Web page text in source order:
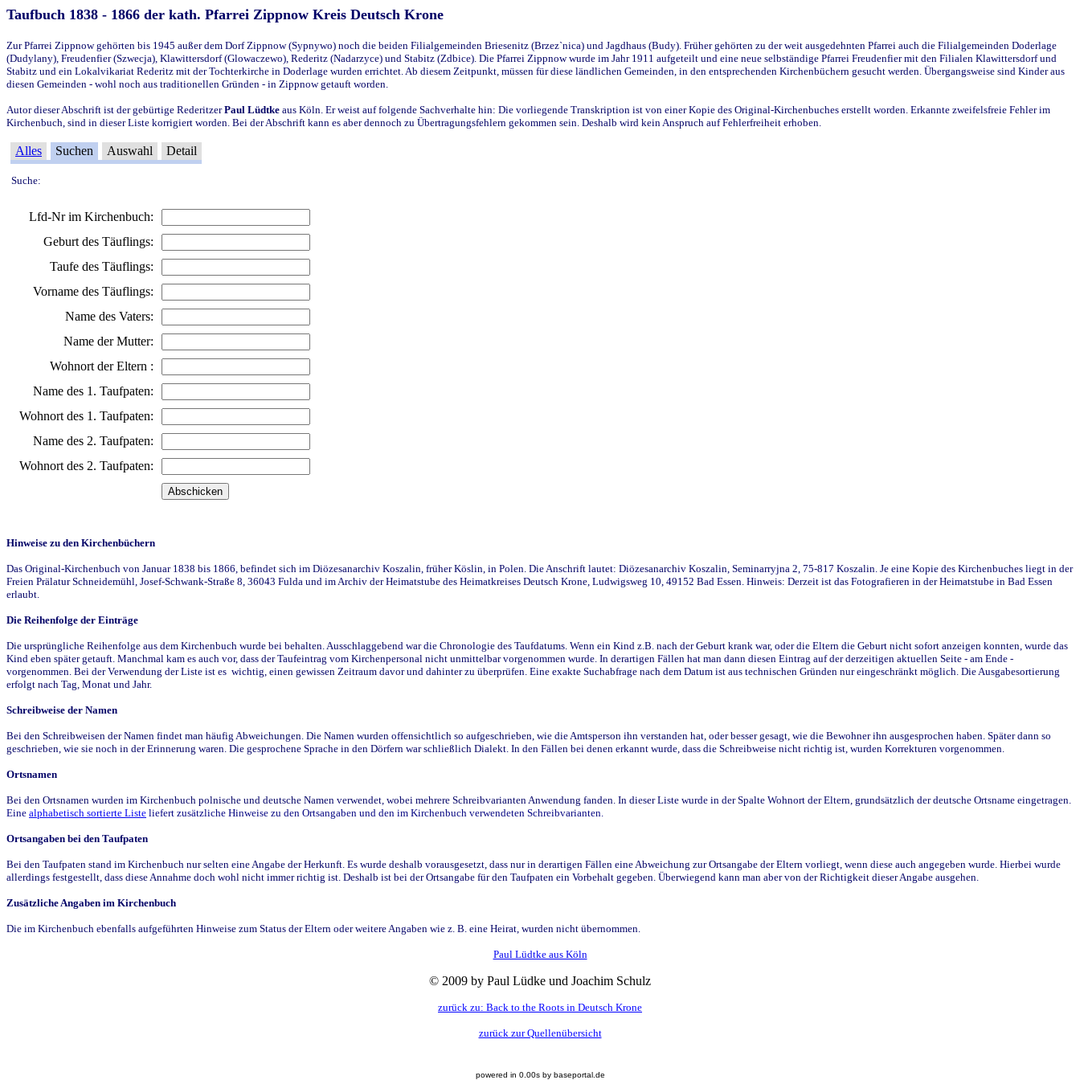
Taufbuch 1838 - 1866 der kath. Pfarrei Zippnow Kreis Deutsch Krone
Zur Pfarrei Zippnow gehörten bis 1945 außer dem Dorf Zippnow (Sypnywo) noch die beiden Filialgemeinden Briesenitz (Brzez`nica) und Jagdhaus (Budy). Früher gehörten zu der weit ausgedehnten Pfarrei auch die Filialgemeinden Doderlage
(Dudylany), Freudenfier (Szwecja), Klawittersdorf (Glowaczewo), Rederitz (Nadarzyce) und Stabitz (Zdbice). Die Pfarrei Zippnow wurde im Jahr 1911 aufgeteilt und eine neue selbständige Pfarrei Freudenfier mit den Filialen Klawittersdorf und
Stabitz und ein Lokalvikariat Rederitz mit der Tochterkirche in Doderlage wurden errichtet. Ab diesem Zeitpunkt, müssen für diese ländlichen Gemeinden, in den entsprechenden Kirchenbüchern gesucht werden. Übergangsweise sind Kinder aus
diesen Gemeinden - wohl noch aus traditionellen Gründen - in Zippnow getauft worden.
Autor dieser Abschrift ist der gebürtige RederitzerPaul Lüdtke aus Köln. Er weist auf folgende Sachverhalte hin: Die vorliegende Transkription ist von einer Kopie des Original-Kirchenbuches erstellt worden. Erkannte zweifelsfreie Fehler im
Kirchenbuch, sind in dieser Liste korrigiert worden. Bei der Abschrift kann es aber dennoch zu Übertragungsfehlern gekommen sein. Deshalb wird kein Anspruch auf Fehlerfreiheit erhoben.
Alles Suchen Auswahl Detail
Suche:
Lfd-Nr im Kirchenbuch:
Geburt des Täuflings:
Taufe des Täuflings:
Vorname des Täuflings:
Name des Vaters:
Name der Mutter:
Wohnort der Eltern :
Name des 1. Taufpaten:
Wohnort des 1. Taufpaten:
Name des 2. Taufpaten:
Wohnort des 2. Taufpaten:
Hinweise zu den Kirchenbüchern
Das Original-Kirchenbuch von Januar 1838 bis 1866, befindet sich im Diözesanarchiv Koszalin, früher Köslin, in Polen. Die Anschrift lautet: Diözesanarchiv Koszalin, Seminarryjna 2, 75-817 Koszalin. Je eine Kopie des Kirchenbuches liegt in der
Freien Prälatur Schneidemühl, Josef-Schwank-Straße 8, 36043 Fulda und im Archiv der Heimatstube des Heimatkreises Deutsch Krone, Ludwigsweg 10, 49152 Bad Essen. Hinweis: Derzeit ist das Fotografieren in der Heimatstube in Bad Essen
erlaubt.
Die Reihenfolge der Einträge
Die ursprüngliche Reihenfolge aus dem Kirchenbuch wurde bei behalten. Ausschlaggebend war die Chronologie des Taufdatums. Wenn ein Kind z.B. nach der Geburt krank war, oder die Eltern die Geburt nicht sofort anzeigen konnten, wurde das
Kind eben später getauft. Manchmal kam es auch vor, dass der Taufeintrag vom Kirchenpersonal nicht unmittelbar vorgenommen wurde. In derartigen Fällen hat man dann diesen Eintrag auf der derzeitigen aktuellen Seite - am Ende -
vorgenommen. Bei der Verwendung der Liste ist es wichtig, einen gewissen Zeitraum davor und dahinter zu überprüfen. Eine exakte Suchabfrage nach dem Datum ist aus technischen Gründen nur eingeschränkt möglich. Die Ausgabesortierung
erfolgt nach Tag, Monat und Jahr.
Schreibweise der Namen
Bei den Schreibweisen der Namen findet man häufig Abweichungen. Die Namen wurden offensichtlich so aufgeschrieben, wie die Amtsperson ihn verstanden hat, oder besser gesagt, wie die Bewohner ihn ausgesprochen haben. Später dann so
geschrieben, wie sie noch in der Erinnerung waren. Die gesprochene Sprache in den Dörfern war schließlich Dialekt. In den Fällen bei denen erkannt wurde, dass die Schreibweise nicht richtig ist, wurden Korrekturen vorgenommen.
Ortsnamen
Bei den Ortsnamen wurden im Kirchenbuch polnische und deutsche Namen verwendet, wobei mehrere Schreibvarianten Anwendung fanden. In dieser Liste wurde in der Spalte Wohnort der Eltern, grundsätzlich der deutsche Ortsname eingetragen.
Eine alphabetisch sortierte Liste liefert zusätzliche Hinweise zu den Ortsangaben und den im Kirchenbuch verwendeten Schreibvarianten.
Ortsangaben bei den Taufpaten
Bei den Taufpaten stand im Kirchenbuch nur selten eine Angabe der Herkunft. Es wurde deshalb vorausgesetzt, dass nur in derartigen Fällen eine Abweichung zur Ortsangabe der Eltern vorliegt, wenn diese auch angegeben wurde. Hierbei wurde
allerdings festgestellt, dass diese Annahme doch wohl nicht immer richtig ist. Deshalb ist bei der Ortsangabe für den Taufpaten ein Vorbehalt gegeben. Überwiegend kann man aber von der Richtigkeit dieser Angabe ausgehen.
Zusätzliche Angaben im Kirchenbuch
Die im Kirchenbuch ebenfalls aufgeführten Hinweise zum Status der Eltern oder weitere Angaben wie z. B. eine Heirat, wurden nicht übernommen.
Paul Lüdtke aus Köln
© 2009 by Paul Lüdke und Joachim Schulz
zurück zu: Back to the Roots in Deutsch Krone
zurück zur Quellenübersicht
powered in 0.00s by baseportal.de